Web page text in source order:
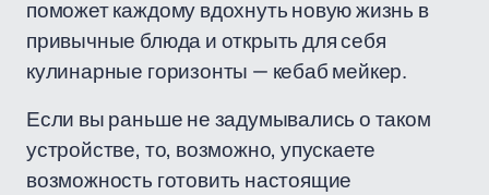
поможет каждому вдохнуть новую жизнь в
привычные блюда и открыть для себя
кулинарные горизонты — кебаб мейкер.
Если вы раньше не задумывались о таком
устройстве, то, возможно, упускаете
возможность готовить настоящие